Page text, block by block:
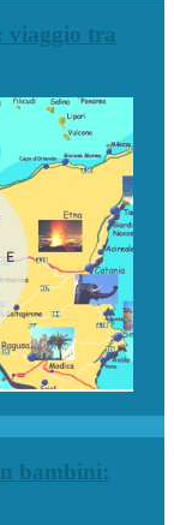
viaggio tra
bambini: